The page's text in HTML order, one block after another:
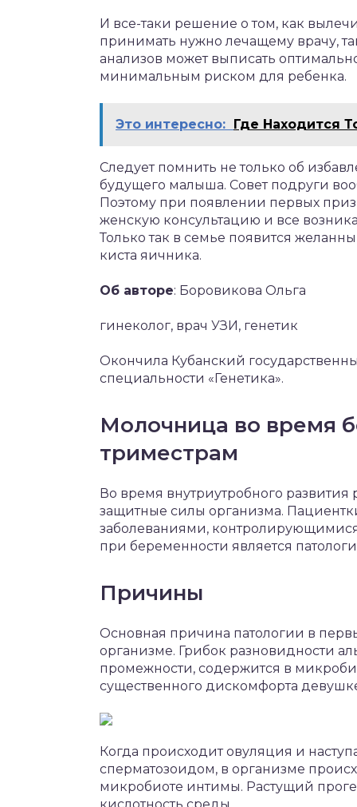
И все-таки решение о том, как
принимать нужно лечащему врачу,
анализов может выписать
минимальным риском для ребенка.
Это интересно: Где Находится
Следует помнить не только об
будущего малыша. Совет подруги
Поэтому при появлении первых
женскую консультацию и все
Только так в семье появится
киста яичника.
Об авторе: Боровикова Ольга
гинеколог, врач УЗИ, генетик
Окончила Кубанский
специальности «Генетика».
Молочница во время
триместрам
Во время внутриутробного
защитные силы организма.
заболеваниями,
при беременности является
Причины
Основная причина патологии в
организме. Грибок разновидности
промежности, содержится в
существенного дискомфорта
Когда происходит овуляция и
сперматозоидом, в организме
микробиоте интимы. Растущий
кислотность среды.